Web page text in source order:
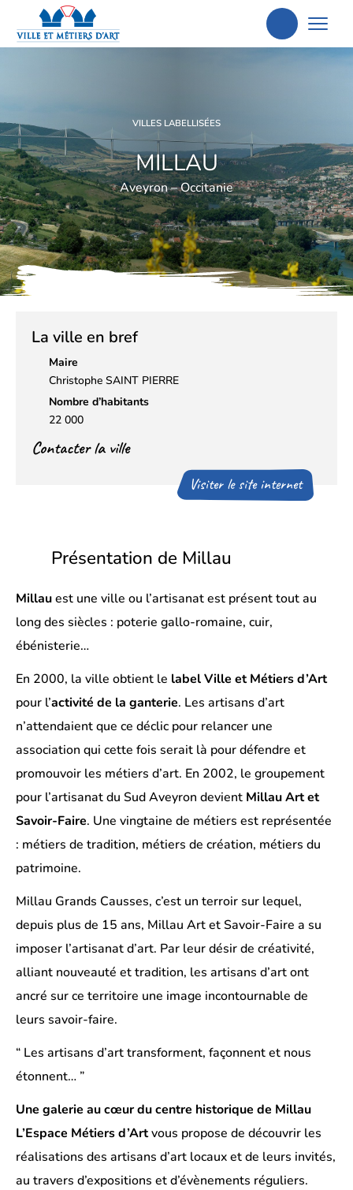
Aller
VILLES LABELLISÉES
MILLAU
Aveyron – Occitanie
La ville en bref
Maire
Christophe SAINT PIERRE
Nombre d’habitants
22 000
Contacter la ville
Visiter le site internet
Présentation de Millau
Millauest une ville ou l’artisanat est présent tout au
long des siècles : poterie gallo-romaine, cuir,
ébénisterie…
En 2000, la ville obtient le label Ville et Métiers d’Art
pour l’activité de la ganterie. Les artisans d’art
n’attendaient que ce déclic pour relancer une
association qui cette fois serait là pour défendre et
promouvoir les métiers d’art. En 2002, le groupement
pour l’artisanat du Sud Aveyron devient Millau Art et
Savoir-Faire. Une vingtaine de métiers est représentée
: métiers de tradition, métiers de création, métiers du
patrimoine.
Millau Grands Causses, c’est un terroir sur lequel,
depuis plus de 15 ans, Millau Art et Savoir-Faire a su
imposer l’artisanat d’art. Par leur désir de créativité,
alliant nouveauté et tradition, les artisans d’art ont
ancré sur ce territoire une image incontournable de
leurs savoir-faire.
“ Les artisans d’art transforment, façonnent et nous
étonnent… ”
Une galerie au cœur du centre historique de Millau
L’Espace Métiers d’Artvous propose de découvrir les
réalisations des artisans d’art locaux et de leurs invités,
au travers d’expositions et d’évènements réguliers.